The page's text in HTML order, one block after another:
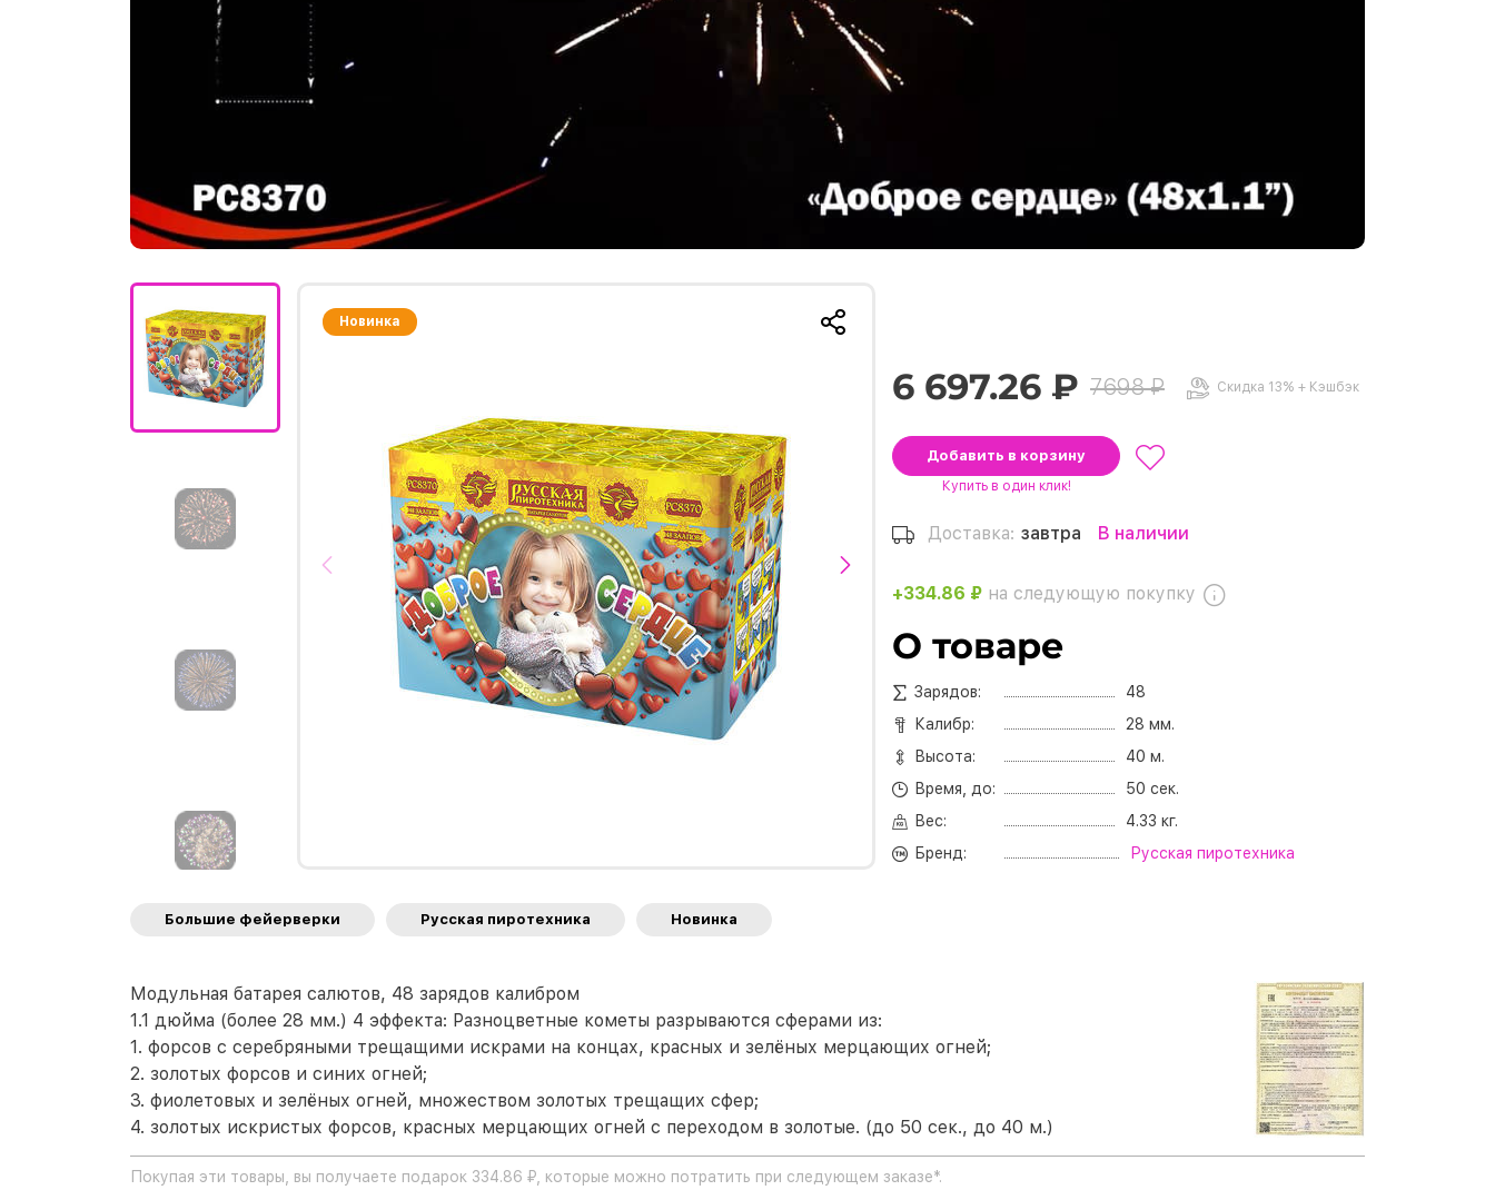
Новинка
6 697.26 ₽ 7698 ₽ Скидка 13% + Кэшбэк
Добавить в корзину
Купить в один клик!
Доставка: завтра В наличии
+334.86 ₽ на следующую покупку
О товаре
Зарядов:
48
Калибр:
28 мм.
Высота:
40 м.
Время, до:
50 сек.
Вес:
4.33 кг.
Бренд:
Русская пиротехника
Большие фейерверки Русская пиротехника Новинка
Модульная батарея салютов, 48 зарядов калибром
1.1 дюйма (более 28 мм.) 4 эффекта: Разноцветные кометы разрываются сферами из:
1. форсов с серебряными трещащими искрами на концах, красных и зелёных мерцающих огней;
2. золотых форсов и синих огней;
3. фиолетовых и зелёных огней, множеством золотых трещащих сфер;
4. золотых искристых форсов, красных мерцающих огней с переходом в золотые. (до 50 сек., до 40 м.)
Покупая эти товары, вы получаете подарок 334.86 ₽, которые можно потратить при следующем заказе*.